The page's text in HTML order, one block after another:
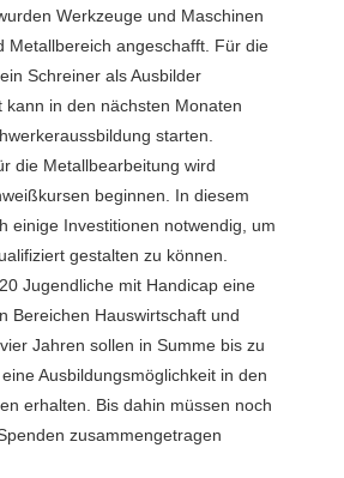
Werkzeuge und Maschinen
Metallbereich angeschafft. Für die
Schreiner als Ausbilder
kann in den nächsten Monaten
starten.
die Metallbearbeitung wird
beginnen. In diesem
einige Investitionen notwendig, um
gestalten zu können.
Jugendliche mit Handicap eine
Bereichen Hauswirtschaft und
Jahren sollen in Summe bis zu
Ausbildungsmöglichkeit in den
erhalten. Bis dahin müssen noch
zusammengetragen